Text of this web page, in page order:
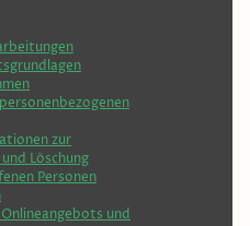
zur
Löschung
Personen
und